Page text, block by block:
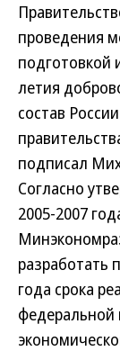
проведения
подготовкой
летия
состав
подписал
Согласно
2005-2007
разработать
года срока
федеральной